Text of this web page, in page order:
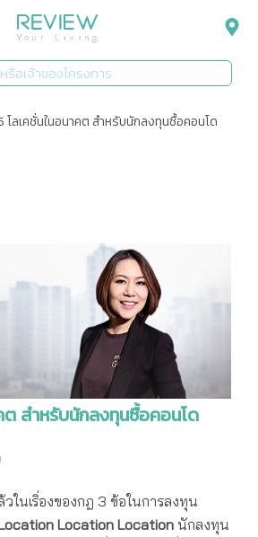
โลเคชั่นในอนาคต สำหรับนักลงทุนซื้อคอนโด
ต สำหรับนักลงทุนซื้อคอนโด
ในเริ่องของกฎ 3 ข้อในการลงทุน
Location Location นักลงทุน